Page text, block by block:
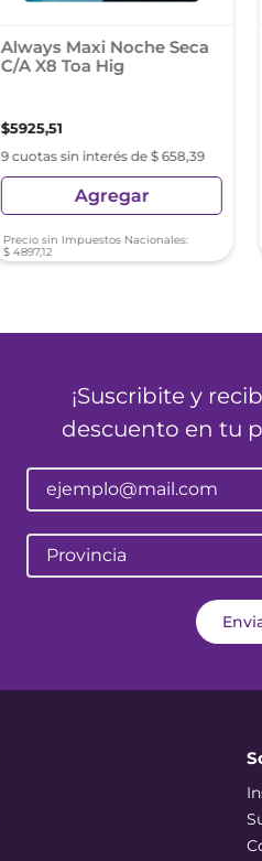
Always Maxi Noche Seca
C/A X8 Toa Hig
$5925,51
9 cuotas sin interés de $ 658,39
Agregar
Precio sin Impuestos Nacionales:
$ 4897,12
¡Suscribite y
descuento en tu
Provincia